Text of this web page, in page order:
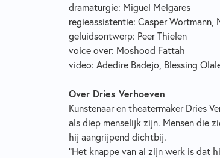
dramaturgie: Miguel Melgares
regieassistentie: Casper Wortmann,
geluidsontwerp: Peer Thielen
voice over: Moshood Fattah
video: Adedire Badejo, Blessing
Over Dries Verhoeven
Kunstenaar en theatermaker Dries
als diep menselijk zijn. Mensen die
hij aangrijpend dichtbij.
"Het knappe van al zijn werk is dat